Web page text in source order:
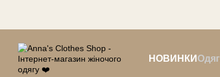
НОВИНКИ Одяг